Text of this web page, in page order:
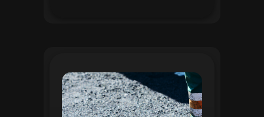
Na Gestão de Pavimentação, o Regente
oferece ferramentas para mapear, avaliar
e monitorar a infraestrutura viária. O
sistema permite registrar condições dos
pavimentos, identificar áreas críticas e